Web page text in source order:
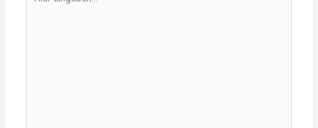
eingeben…